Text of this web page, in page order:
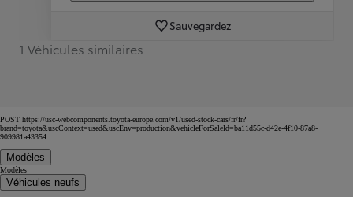
Sauvegardez
1 Véhicules similaires
POST https://usc-webcomponents.toyota-europe.com/v1/used-stock-cars/fr/fr?
brand=toyota&uscContext=used&uscEnv=production&vehicleForSaleId=ba11d55c-d42e-4f10-87a8-
909981a43354
Modèles
Modèles
Véhicules neufs